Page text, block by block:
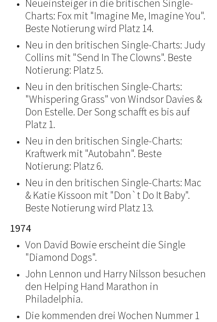
Neueinsteiger in die britischen Single-
Charts: Fox mit "Imagine Me, Imagine You".
Beste Notierung wird Platz 14.
Neu in den britischen Single-Charts: Judy
Collins mit "Send In The Clowns". Beste
Notierung: Platz 5.
Neu in den britischen Single-Charts:
"Whispering Grass" von Windsor Davies &
Don Estelle. Der Song schafft es bis auf
Platz 1.
Neu in den britischen Single-Charts:
Kraftwerk mit "Autobahn". Beste
Notierung: Platz 6.
Neu in den britischen Single-Charts: Mac
& Katie Kissoon mit "Don`t Do It Baby".
Beste Notierung wird Platz 13.
1974
Von David Bowie erscheint die Single
"Diamond Dogs".
John Lennon und Harry Nilsson besuchen
den Helping Hand Marathon in
Philadelphia.
Die kommenden drei Wochen Nummer 1